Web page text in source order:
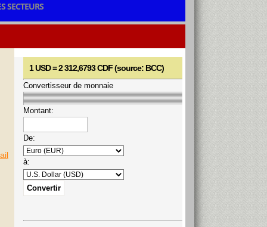
SECTEURS
1 USD = 2 312,6793 CDF (source: BCC)
Convertisseur de monnaie
Montant:
De:
à: